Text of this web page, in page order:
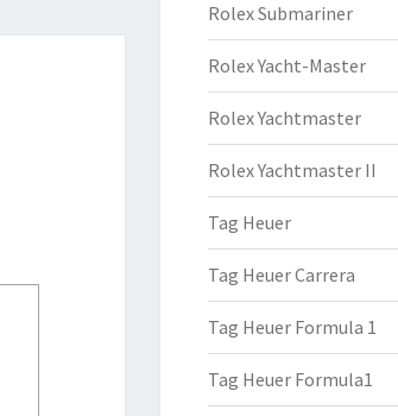
Rolex Submariner
Rolex Yacht-Master
Rolex Yachtmaster
Rolex Yachtmaster II
Tag Heuer
Tag Heuer Carrera
Tag Heuer Formula 1
Tag Heuer Formula1